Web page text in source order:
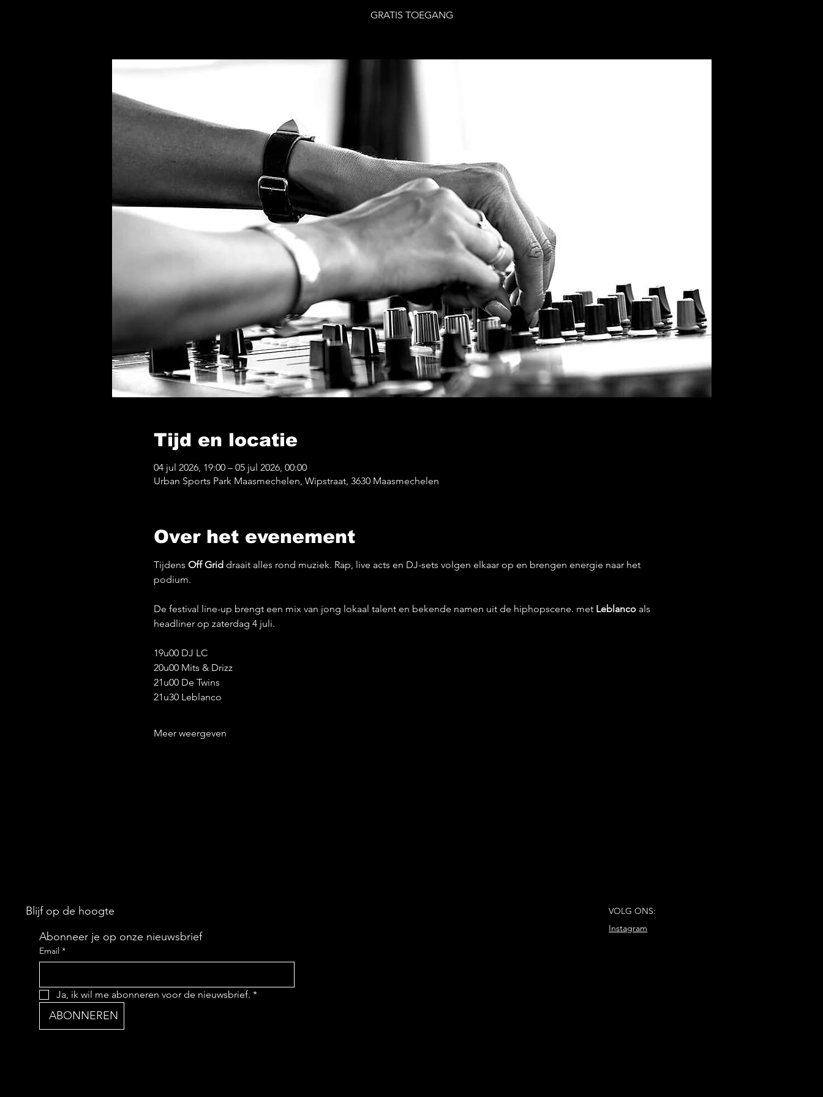
GRATIS TOEGANG
Tijd en locatie
04 jul 2026, 19:00 – 05 jul 2026, 00:00
Urban Sports Park Maasmechelen, Wipstraat, 3630 Maasmechelen
Over het evenement
Tijdens Off Grid draait alles rond muziek. Rap, live acts en DJ-sets volgen elkaar op en brengen energie naar het
podium.
De festival line-up brengt een mix van jong lokaal talent en bekende namen uit de hiphopscene. met Leblanco als
headliner op zaterdag 4 juli.
19u00 DJ LC
20u00 Mits & Drizz
21u00 De Twins
21u30 Leblanco
Meer weergeven
Blijf op de hoogte
Abonneer je op onze nieuwsbrief
Email *
Ja, ik wil me abonneren voor de nieuwsbrief. *
ABONNEREN
VOLG ONS:
Instagram